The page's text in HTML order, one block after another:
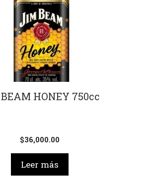
HONEY 750cc
$36,000.00
Leer más